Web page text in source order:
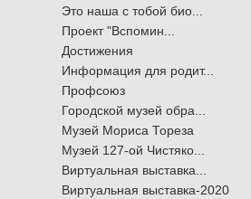
Это наша с тобой био...
Проект "Вспомин...
Достижения
Информация для родит...
Профсоюз
Городской музей обра...
Музей Мориса Тореза
Музей 127-ой Чистяко...
Виртуальная выставка...
Виртуальная выставка-2020